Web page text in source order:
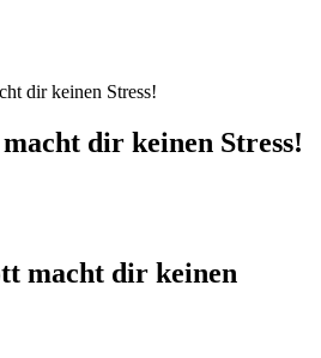
dir keinen Stress!
dir keinen Stress!
macht dir keinen